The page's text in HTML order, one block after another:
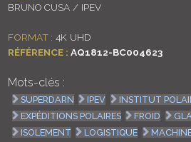
BRUNO CUSA / IPEV
FORMAT : 4K UHD
RÉFÉRENCE : AQ1812-BC004623
Mots-clés :
SUPERDARN IPEV INSTITUT
EXPÉDITIONS POLAIRES
FROID
ISOLEMENT
LOGISTIQUE